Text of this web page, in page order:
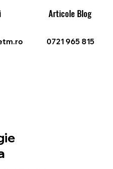
0721 965 815
Articole Blog